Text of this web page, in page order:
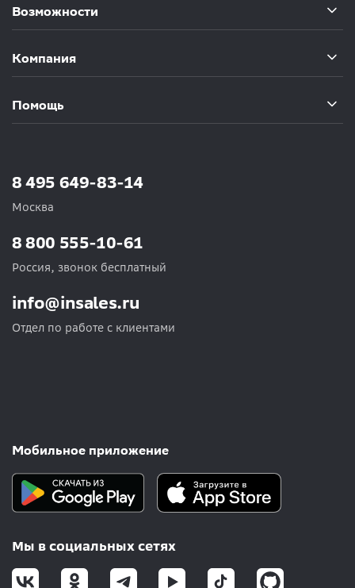
Возможности
Компания
Помощь
8 495 649-83-14
Москва
info@insales.ru
Отдел по работе с клиентами
8 800 555-10-61
Россия, звонок бесплатный
Мобильное приложение
Мы в социальных сетях